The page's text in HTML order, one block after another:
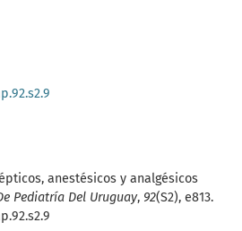
anestésicos y analgésicos
Pediatría Del Uruguay, 92(S2), e813.